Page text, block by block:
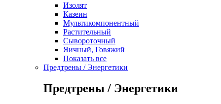
Изолят
Казеин
Мультикомпонентный
Растительный
Сывороточный
Яичный, Говяжий
Показать все
Предтрены / Энергетики
Предтрены / Энергетики